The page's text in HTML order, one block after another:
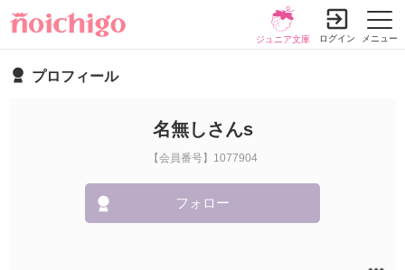
メニュー
ジュニア文庫 ログイン
プロフィール
名無しさんs
【会員番号】1077904
フォロー